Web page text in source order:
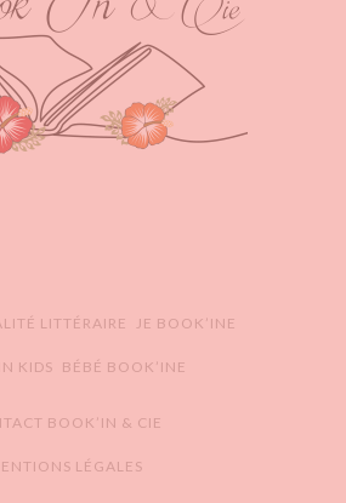
LITTÉRAIRE JE BOOK’INE
KIDS BÉBÉ BOOK’INE
BOOK’IN & CIE
LÉGALES